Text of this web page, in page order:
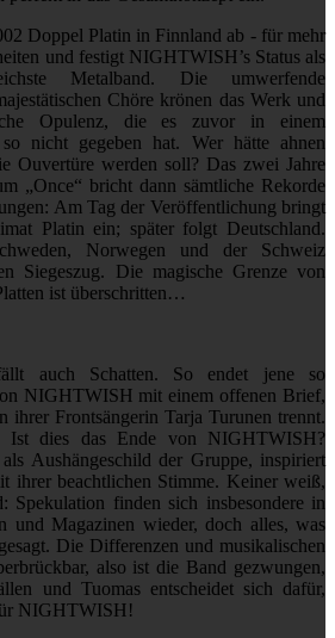
Doppel Platin in Finnland ab - für mehr
und festigt NIGHTWISH’s Status als
Metalband. Die umwerfende
Chöre krönen das Werk und
Opulenz, die es zuvor in einem
nicht gegeben hat. Wer hätte ahnen
Ouvertüre werden soll? Das zwei Jahre
„Once“ bricht dann sämtliche Rekorde
Am Tag der Veröffentlichung bringt
Platin ein; später folgt Deutschland.
Norwegen und der Schweiz
Siegeszug. Die magische Grenze von
ist überschritten…
auch Schatten. So endet jene so
NIGHTWISH mit einem offenen Brief,
ihrer Frontsängerin Tarja Turunen trennt.
Ist dies das Ende von NIGHTWISH?
Aushängeschild der Gruppe, inspiriert
ihrer beachtlichen Stimme. Keiner weiß,
Spekulation finden sich insbesondere in
und Magazinen wieder, doch alles, was
Die Differenzen und musikalischen
also ist die Band gezwungen,
und Tuomas entscheidet sich dafür,
NIGHTWISH!